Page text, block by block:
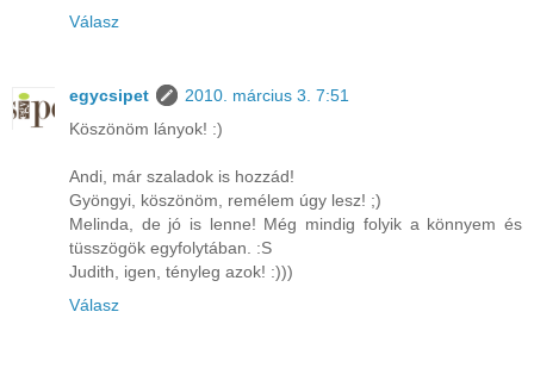
Válasz
egycsipet
2010. március 3. 7:51
Köszönöm lányok! :)
Andi, már szaladok is hozzád!
Gyöngyi, köszönöm, remélem úgy lesz! ;)
Melinda, de jó is lenne! Még mindig folyik a könnyem és
tüsszögök egyfolytában. :S
Judith, igen, tényleg azok! :)))
Válasz